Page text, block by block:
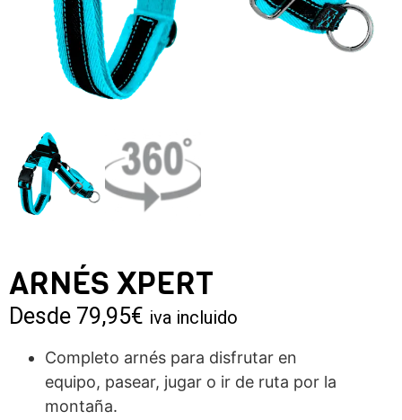
ARNÉS XPERT
Desde 79,95€ iva incluido
Completo arnés para disfrutar en
equipo, pasear, jugar o ir de ruta por la
montaña.